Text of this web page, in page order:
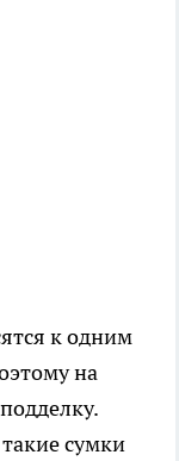
к одним
на
сумки